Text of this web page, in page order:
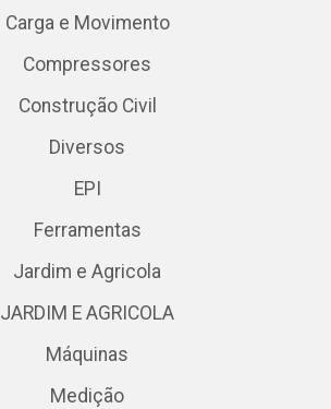
Carga e Movimento
Compressores
Construção Civil
Diversos
EPI
Ferramentas
Jardim e Agricola
JARDIM E AGRICOLA
Máquinas
Medição